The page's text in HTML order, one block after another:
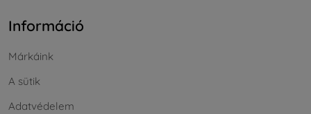
Információ
Márkáink
A sütik
Adatvédelem